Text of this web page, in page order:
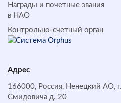
Награды и почетные звания
в НАО
Контрольно-счетный орган
Адрес
166000, Россия, Ненецкий АО,
Смидовича д. 20